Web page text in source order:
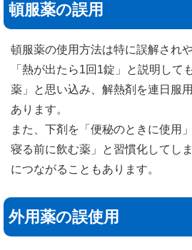
頓服薬の誤用
頓服薬の使用方法は特に誤解されや
「熱が出たら1回1錠」と説明して
薬」と思い込み、解熱剤を連日服
あります。
また、下剤を「便秘のときに使用
寝る前に飲む薬」と習慣化してし
につながることもあります。
外用薬の誤使用